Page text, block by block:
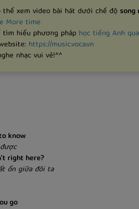
thể xem video bài hát dưới chế độsong
More time
hiểu phương pháp học tiếng Anh
https://music.voca.vn
nhạc vui vẻ!^^
know
right here?
ổn giữa đôi ta
go